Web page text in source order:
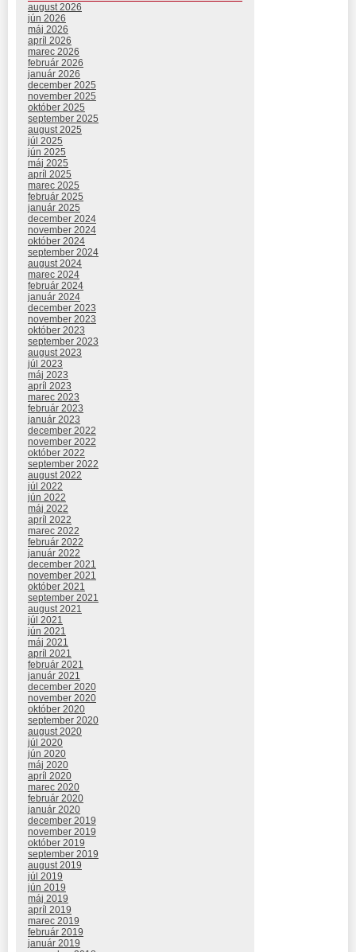
august 2026
jún 2026
máj 2026
apríl 2026
marec 2026
február 2026
január 2026
december 2025
november 2025
október 2025
september 2025
august 2025
júl 2025
jún 2025
máj 2025
apríl 2025
marec 2025
február 2025
január 2025
december 2024
november 2024
október 2024
september 2024
august 2024
marec 2024
február 2024
január 2024
december 2023
november 2023
október 2023
september 2023
august 2023
júl 2023
máj 2023
apríl 2023
marec 2023
február 2023
január 2023
december 2022
november 2022
október 2022
september 2022
august 2022
júl 2022
jún 2022
máj 2022
apríl 2022
marec 2022
február 2022
január 2022
december 2021
november 2021
október 2021
september 2021
august 2021
júl 2021
jún 2021
máj 2021
apríl 2021
február 2021
január 2021
december 2020
november 2020
október 2020
september 2020
august 2020
júl 2020
jún 2020
máj 2020
apríl 2020
marec 2020
február 2020
január 2020
december 2019
november 2019
október 2019
september 2019
august 2019
júl 2019
jún 2019
máj 2019
apríl 2019
marec 2019
február 2019
január 2019